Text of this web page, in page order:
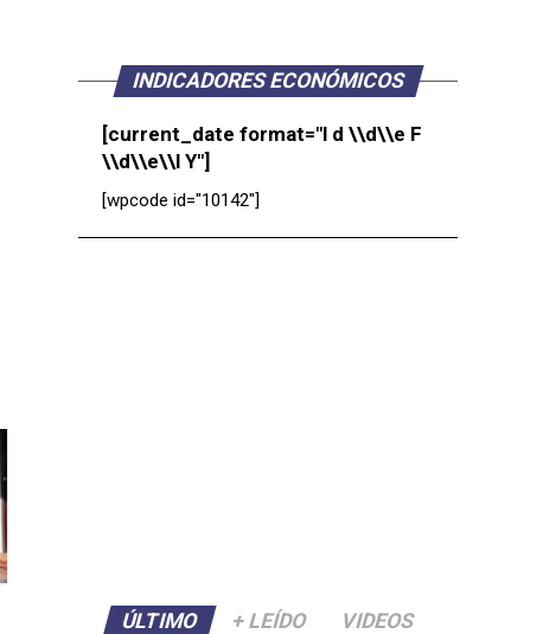
INDICADORES ECONÓMICOS
[current_date format="l d \\d\\e F
\\d\\e\\l Y"]
[wpcode id="10142"]
ÚLTIMO + LEÍDO VIDEOS